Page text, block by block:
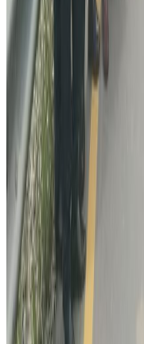
टिप्पणीहरू लोड हुँदैछ…
सम्बन्धित समाचार
विदेशबाट फर्किने
अपरिचितको सुन
२०२६ अगस्ट ६
रोमानियामा
घाइते
२०२६ अगस्ट ४
अष्ट्रेलियामा